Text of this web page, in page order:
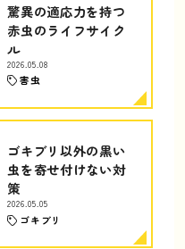
驚異の適応力を持つ
赤虫のライフサイク
ル
2026.05.08
害虫
ゴキブリ以外の黒い
虫を寄せ付けない対
策
2026.05.05
ゴキブリ